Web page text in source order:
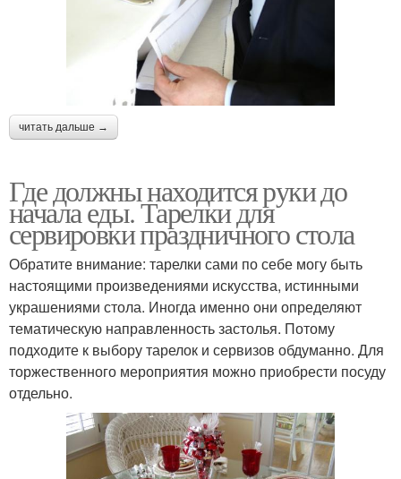
читать дальше →
Где должны находится руки до
начала еды. Тарелки для
сервировки праздничного стола
Обратите внимание: тарелки сами по себе могу быть
настоящими произведениями искусства, истинными
украшениями стола. Иногда именно они определяют
тематическую направленность застолья. Потому
подходите к выбору тарелок и сервизов обдуманно. Для
торжественного мероприятия можно приобрести посуду
отдельно.